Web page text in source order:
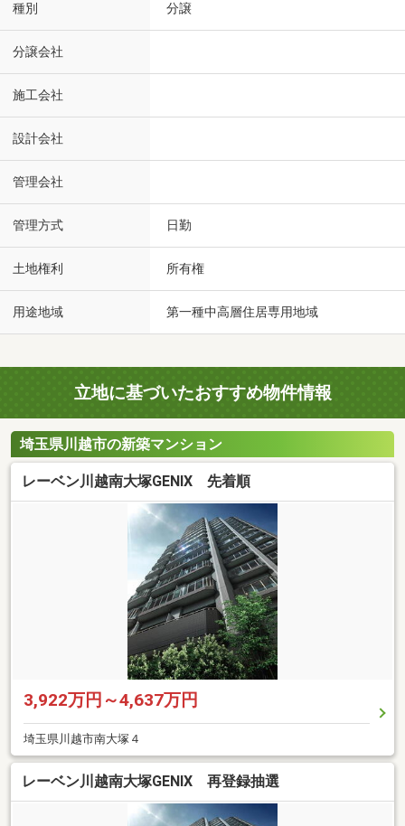
種別 分譲
分譲会社
施工会社
設計会社
管理会社
管理方式 日勤
土地権利 所有権
用途地域 第一種中高層住居専用地域
立地に基づいたおすすめ物件情報
埼玉県川越市の新築マンション
レーベン川越南大塚GENIX 先着順
3,922万円～4,637万円
埼玉県川越市南大塚４
レーベン川越南大塚GENIX 再登録抽選